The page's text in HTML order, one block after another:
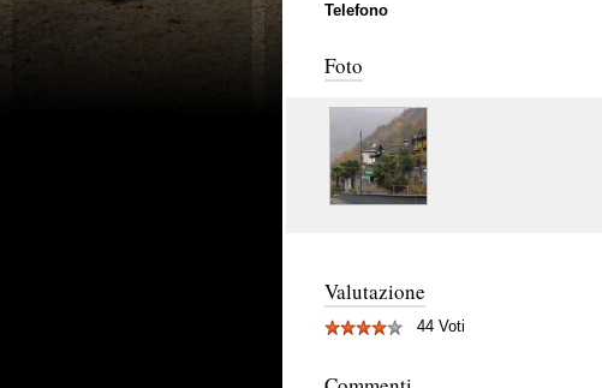
Telefono
Foto
Valutazione
44 Voti